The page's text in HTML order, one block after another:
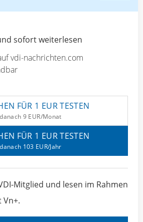
sofort weiterlesen
vdi-nachrichten.com
FÜR 1 EUR TESTEN
danach 9 EUR/Monat
FÜR 1 EUR TESTEN
danach 103 EUR/Jahr
Mitglied und lesen im Rahmen